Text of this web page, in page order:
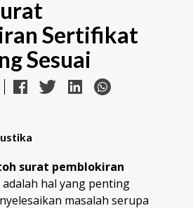
Sertifikat
Sesuai
surat pemblokiran
adalah hal yang penting
masalah serupa